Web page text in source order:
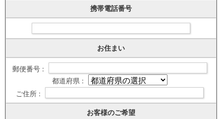
携帯電話番号
お住まい
郵便番号 :
都道府県 :
ご住所 :
お客様のご希望